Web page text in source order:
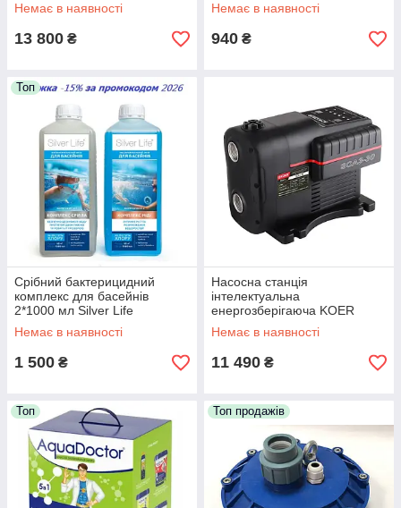
Немає в наявності
13 800 ₴
Немає в наявності
940 ₴
Топ
Срібний бактерицидний
комплекс для басейнів
2*1000 мл Silver Life
Немає в наявності
1 500 ₴
Насосна станція
інтелектуальна
енергозберігаюча KOER
SCA3-30,
Н=45М,Q=5.4кбМ,P=750
Немає в наявності
11 490 ₴
Топ Топ продажів